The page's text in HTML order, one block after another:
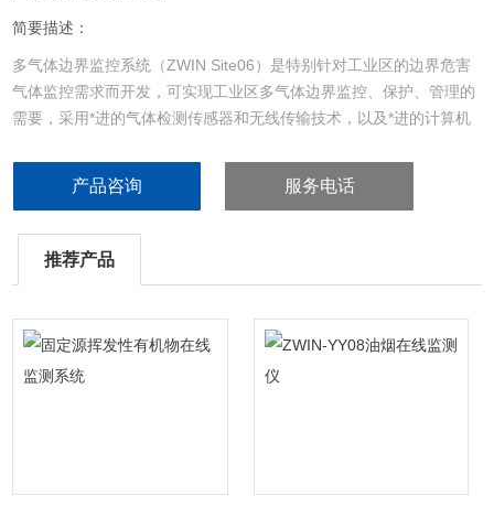
简要描述：
多气体边界监控系统（ZWIN Site06）是特别针对工业区的边界危害
气体监控需求而开发，可实现工业区多气体边界监控、保护、管理的
需要，采用*进的气体检测传感器和无线传输技术，以及*进的计算机
而方便的无线监控系统。
产品咨询 服务电话
推荐产品